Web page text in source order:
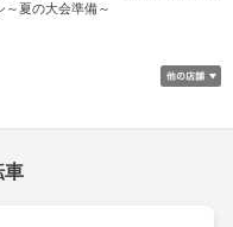
～夏の大会準備～
車